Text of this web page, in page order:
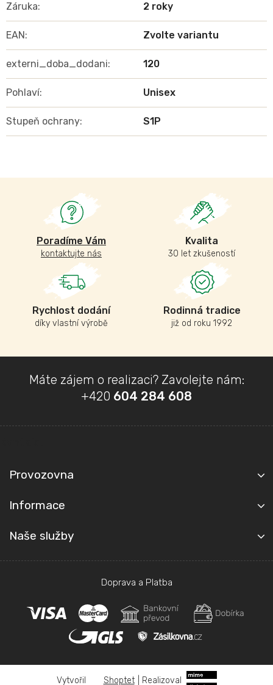
Poradíme Vám
kontaktujte nás
Kvalita
30 let zkušeností
Rychlost dodání
díky vlastní výrobě
Rodinná tradice
již od roku 1992
Záruka: 2 roky
EAN: Zvolte variantu
externi_doba_dodani: 120
Pohlaví: Unisex
Stupeň ochrany: S1P
a
Máte zájem o realizaci? Zavolejte nám:
+420 604 284 608
Provozovna
Informace
Naše služby
Doprava a Platba
Shoptet Realizoval